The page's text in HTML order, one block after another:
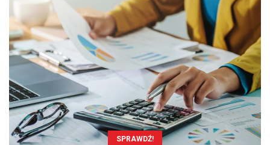
SPRAWDŹ!